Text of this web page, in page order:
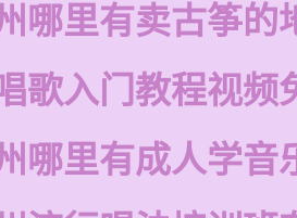
哪里有卖古筝的
歌入门教程视频
哪里有成人学音